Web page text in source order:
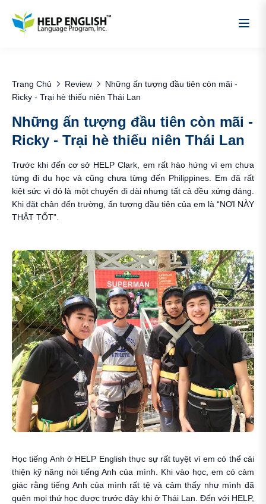
Trang Chủ Review
Những ấn tượng đầu tiên còn mãi -
Ricky - Trại hè thiếu niên Thái Lan
Những ấn tượng đầu tiên còn mãi -
Ricky - Trại hè thiếu niên Thái Lan
Trước khi đến cơ sở HELP Clark, em rất hào hứng vì em chưa
từng đi du học và cũng chưa từng đến Philippines. Em đã rất
kiệt sức vì đó là một chuyến đi dài nhưng tất cả đều xứng đáng.
Khi đặt chân đến trường, ấn tượng đầu tiên của em là “NƠI NÀY
THẬT TỐT”.
Học tiếng Anh ở HELP English thực sự rất tuyệt vì em có thể cải
thiện kỹ năng nói tiếng Anh của mình. Khi vào học, em có cảm
giác rằng tiếng Anh của mình rất tệ và cảm thấy như mình đã
quên mọi thứ học được trước đây khi ở Thái Lan. Đến với HELP,